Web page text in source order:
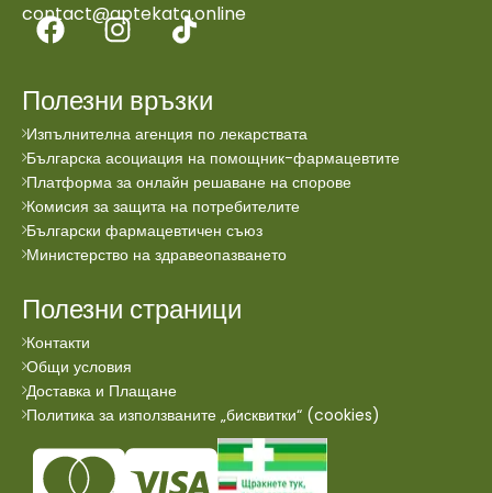
contact@aptekata.online
Полезни връзки
Изпълнителна агенция по лекарствата
Българска асоциация на помощник-фармацевтите
Платформа за онлайн решаване на спорове
Комисия за защита на потребителите
Български фармацевтичен съюз
Министерство на здравеопазването
Полезни страници
Контакти
Общи условия
Доставка и Плащане
Политика за използваните „бисквитки“ (cookies)